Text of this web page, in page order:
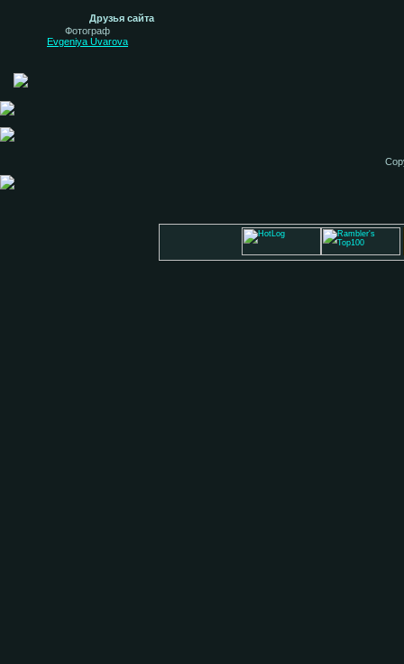
Друзья сайта
Фотограф
Evgeniya Uvarova